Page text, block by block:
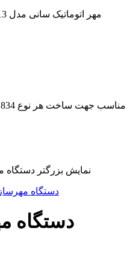
نمایش بزرگتر
دستگاه